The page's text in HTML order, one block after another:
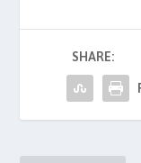
b
o
o
k
SHARE: